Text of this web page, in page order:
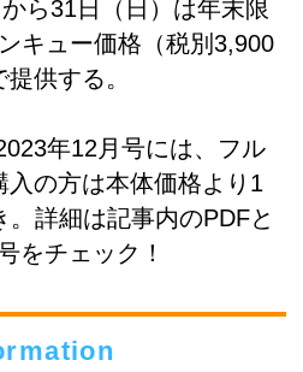
ら31日（日）は年末限
キュー価格（税別3,900
供する。
年12月号には、フル
の方は本体価格より1
詳細は記事内のPDFと
をチェック！